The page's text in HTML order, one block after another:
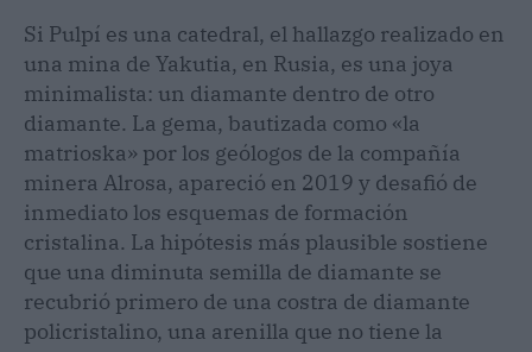
Si Pulpí es una catedral, el hallazgo realizado en
una mina de Yakutia, en Rusia, es una joya
minimalista: un diamante dentro de otro
diamante. La gema, bautizada como «la
matrioska» por los geólogos de la compañía
minera Alrosa, apareció en 2019 y desafió de
inmediato los esquemas de formación
cristalina. La hipótesis más plausible sostiene
que una diminuta semilla de diamante se
recubrió primero de una costra de diamante
policristalino, una arenilla que no tiene la